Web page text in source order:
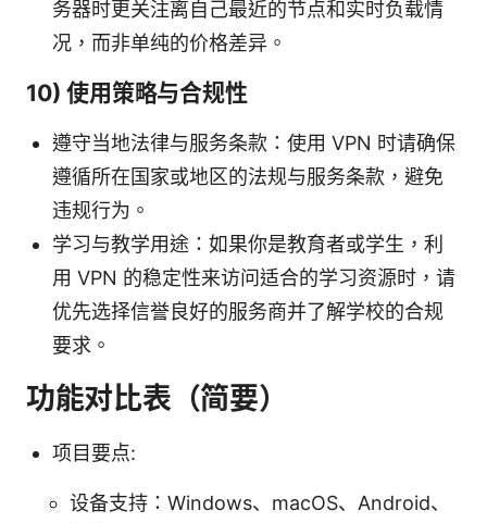
务器时更关注离自己最近的节点和实时负载情
况，而非单纯的价格差异。
10) 使用策略与合规性
遵守当地法律与服务条款：使用 VPN 时请确保
遵循所在国家或地区的法规与服务条款，避免
违规行为。
学习与教学用途：如果你是教育者或学生，利
用 VPN 的稳定性来访问适合的学习资源时，请
优先选择信誉良好的服务商并了解学校的合规
要求。
功能对比表（简要）
项目要点:
设备支持：Windows、macOS、Android、